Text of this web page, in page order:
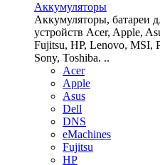
Аккумуляторы
Аккумуляторы, батареи
устройств Acer, Apple,
Fujitsu, HP, Lenovo, MSI,
Sony, Toshiba. ..
Acer
Apple
Asus
Dell
DNS
eMachines
Fujitsu
HP